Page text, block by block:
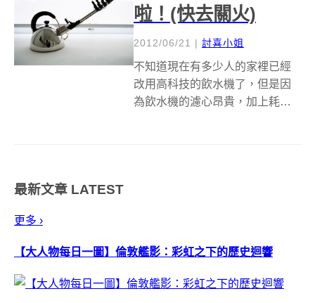
啦！(快去關火)
2012/06/21 | 討喜小姐
不知道現在有多少人的家裡已經
改用高科技的飲水機了，但是因
為飲水機的濾心昂貴，加上耗電
最新文章 LATEST
更多 ›
【大人物每日一圖】倫敦艦影：彩虹之下的歷史迴響